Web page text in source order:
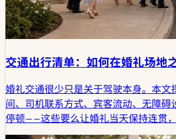
交通出行清单：如何在婚礼场地
婚礼交通很少只是关于驾驶本身。本文
间、司机联系方式、宾客流动、无障碍
停顿——这些要么让婚礼当天保持连贯，